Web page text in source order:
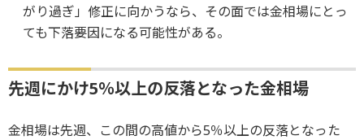
がり過ぎ」修正に向かうなら、その面では金相場にとっ
ても下落要因になる可能性がある。
先週にかけ5％以上の反落となった金相場
金相場は先週、この間の高値から5％以上の反落となった